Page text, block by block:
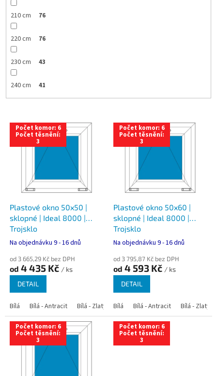
210 cm 76
220 cm 76
230 cm 43
240 cm 41
V
Počet komor: 6
Počet těsnění:
3
Plastové okno 50x50 |
sklopné | Ideal 8000 |
Trojsklo
Na objednávku 9 - 16 dnů
od 3 665,29 Kč bez DPH
od 4 435 Kč / ks
DETAIL
Bílá Bílá - Antracit Bílá - Zlatý dub Bílá - Tmavý dub Bílá -
Počet komor: 6
Počet těsnění:
3
Plastové okno 50x60 |
sklopné | Ideal 8000 |
Trojsklo
Na objednávku 9 - 16 dnů
od 3 795,87 Kč bez DPH
od 4 593 Kč / ks
DETAIL
Bílá Bílá - Antracit Bílá - Zlatý
Počet komor: 6
Počet těsnění:
3
Počet komor: 6
Počet těsnění:
3